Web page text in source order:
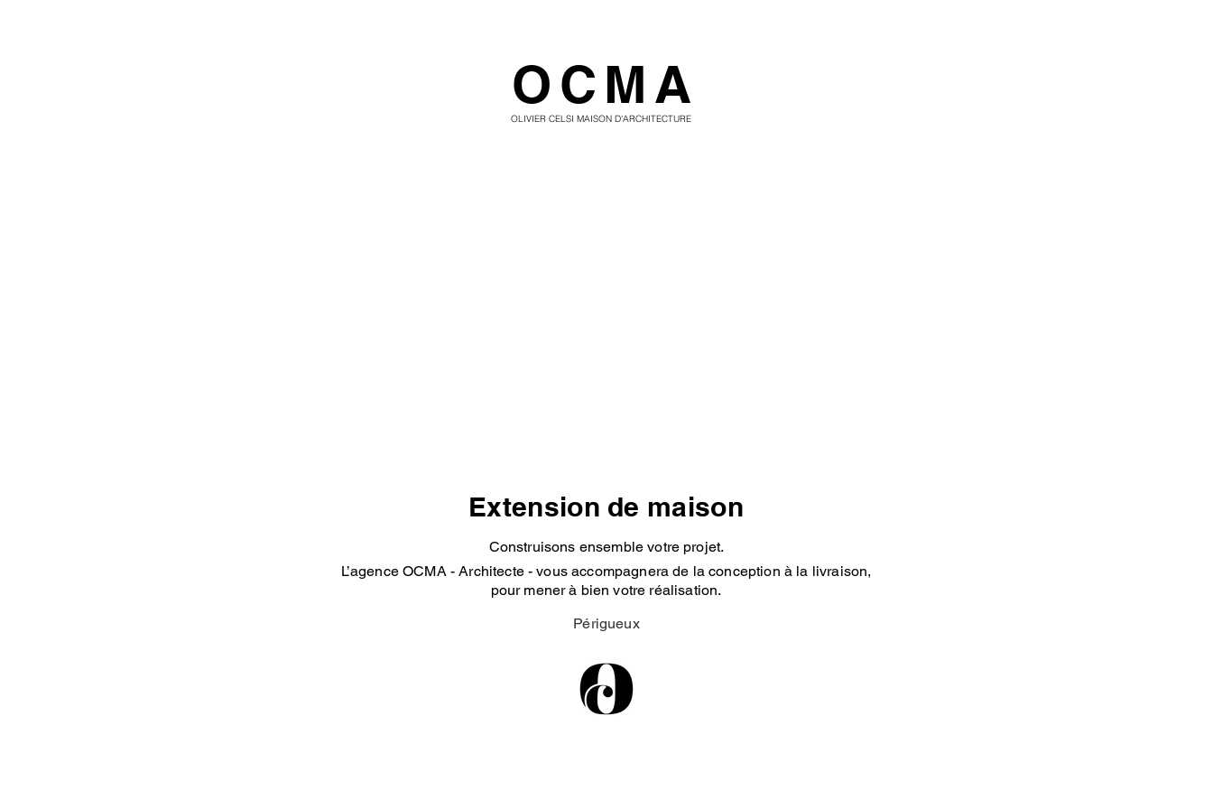
OLIVIER CELSI MAISON D'ARCHITECTURE
OCMA
Extension de maison
Construisons ensemble votre projet.
L’agence OCMA - Architecte - vous accompagnera de la conception à la livraison,
pour mener à bien votre réalisation.
Périgueux